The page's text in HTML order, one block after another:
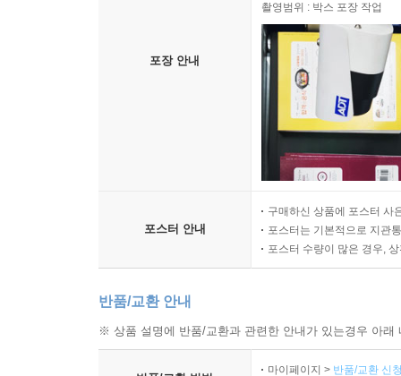
포장 안내
촬영범위 : 박스 포장 작업
포스터 안내
구매하신 상품에 포스터 사
포스터는 기본적으로 지관
포스터 수량이 많은 경우,
반품/교환 안내
※ 상품 설명에 반품/교환과 관련한 안내가 있는경우 아
마이페이지 > 반품/교환 신